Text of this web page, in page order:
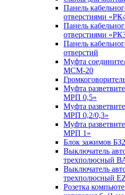
Панель
отверстиями
Панель
отверстиями
Панель
отверстий
Муфта
МСМ-20
Муфта
МРП 0,5»
Муфта
МРП 0,2/0,3»
Муфта
МРП 1»
Блок зажимов
Выключатель
трехполюсный
Выключатель
трехполюсный
Розетка